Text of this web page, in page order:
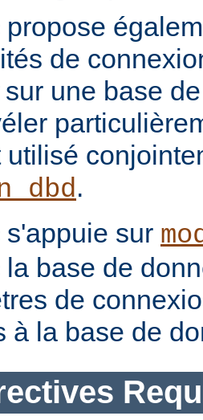
de
une base
utilisé
.
sur
la base de
de
à la base de